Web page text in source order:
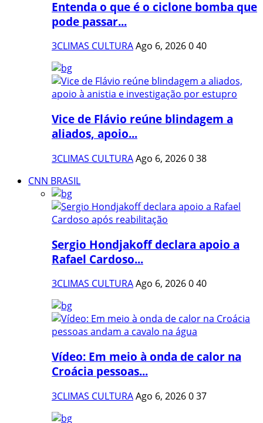
Entenda o que é o ciclone bomba que
pode passar...
3CLIMAS CULTURAAgo 6, 2026040
Vice de Flávio reúne blindagem a
aliados, apoio...
3CLIMAS CULTURAAgo 6, 2026038
CNN BRASIL
Sergio Hondjakoff declara apoio a
Rafael Cardoso...
3CLIMAS CULTURAAgo 6, 2026040
Vídeo: Em meio à onda de calor na
Croácia pessoas...
3CLIMAS CULTURAAgo 6, 2026037